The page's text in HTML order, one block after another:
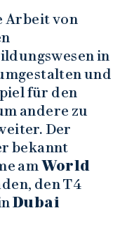
Arbeit von
in
und
für den
andere zu
Der
bekannt
amWorld
den T4
Dubai